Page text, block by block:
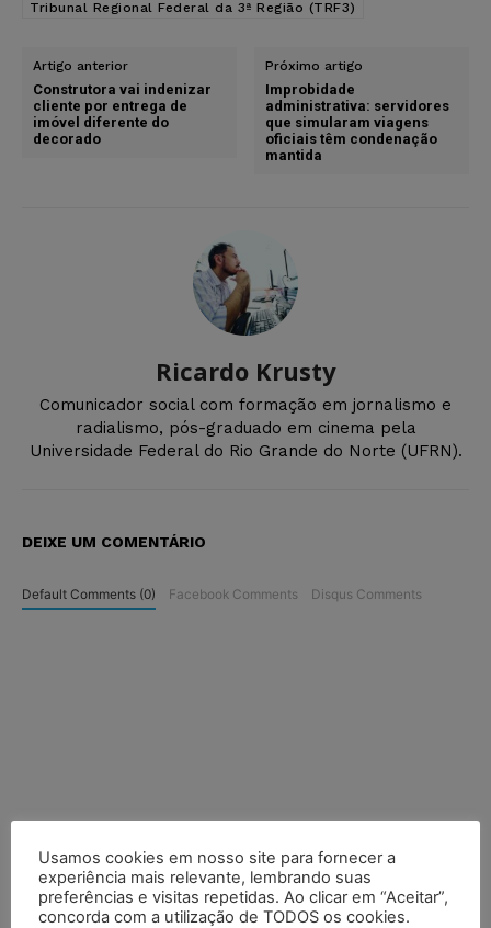
Tribunal Regional Federal da 3ª Região (TRF3)
Artigo anterior
Construtora vai indenizar
cliente por entrega de
imóvel diferente do
decorado
Próximo artigo
Improbidade
administrativa: servidores
que simularam viagens
oficiais têm condenação
mantida
Ricardo Krusty
Comunicador social com formação em jornalismo e
radialismo, pós-graduado em cinema pela
Universidade Federal do Rio Grande do Norte (UFRN).
DEIXE UM COMENTÁRIO
Default Comments (0) Facebook Comments Disqus Comments
Usamos cookies em nosso site para fornecer a
experiência mais relevante, lembrando suas
preferências e visitas repetidas. Ao clicar em “Aceitar”,
concorda com a utilização de TODOS os cookies.